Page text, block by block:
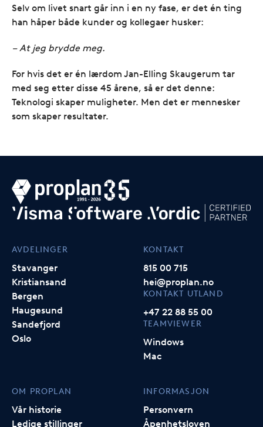
Selv om livet snart går inn i en ny fase, er det én ting
han håper både kunder og kollegaer husker:
– At jeg brydde meg.
For hvis det er én lærdom Jan-Elling Skaugerum tar
med seg etter disse 45 årene, så er det denne:
Teknologi skaper muligheter. Men det er mennesker
som skaper resultater.
AVDELINGER
Stavanger
Kristiansand
Bergen
Haugesund
Sandefjord
Oslo
KONTAKT
815 00 715
hei@proplan.no
KONTAKT UTLAND
+47 22 88 55 00
TEAMVIEWER
Windows
Mac
OM PROPLAN
Vår historie
Ledige stillinger
INFORMASJON
Personvern
Åpenhetsloven